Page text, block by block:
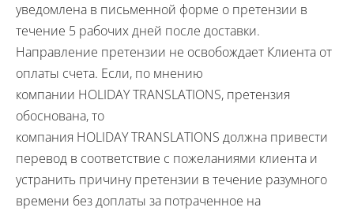
уведомлена в письменной форме о претензии в
течение 5 рабочих дней после доставки.
Направление претензии не освобождает Клиента от
оплаты счета. Если, по мнению
компании HOLIDAYTRANSLATIONS, претензия
обоснована, то
компания HOLIDAYTRANSLATIONS должна привести
перевод в соответствие с пожеланиями клиента и
устранить причину претензии в течение разумного
времени без доплаты за потраченное на